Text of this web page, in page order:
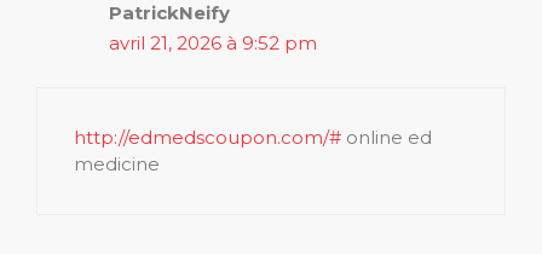
PatrickNeify
avril 21, 2026 à 9:52 pm
http://edmedscoupon.com/# online ed
medicine